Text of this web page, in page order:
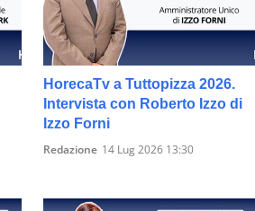
HorecaTv a Tuttopizza 2026.
Intervista con Roberto Izzo di
Izzo Forni
Redazione 14 Lug 2026 13:30